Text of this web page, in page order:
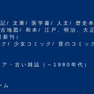
/ 文庫/ 医学書/ 人文/ 歴史
地図/ 和本/ 江戸、明治、大
刊）
/ 少女コミック/ 昔のコミッ
・古い雑誌（～1980年代）
ム